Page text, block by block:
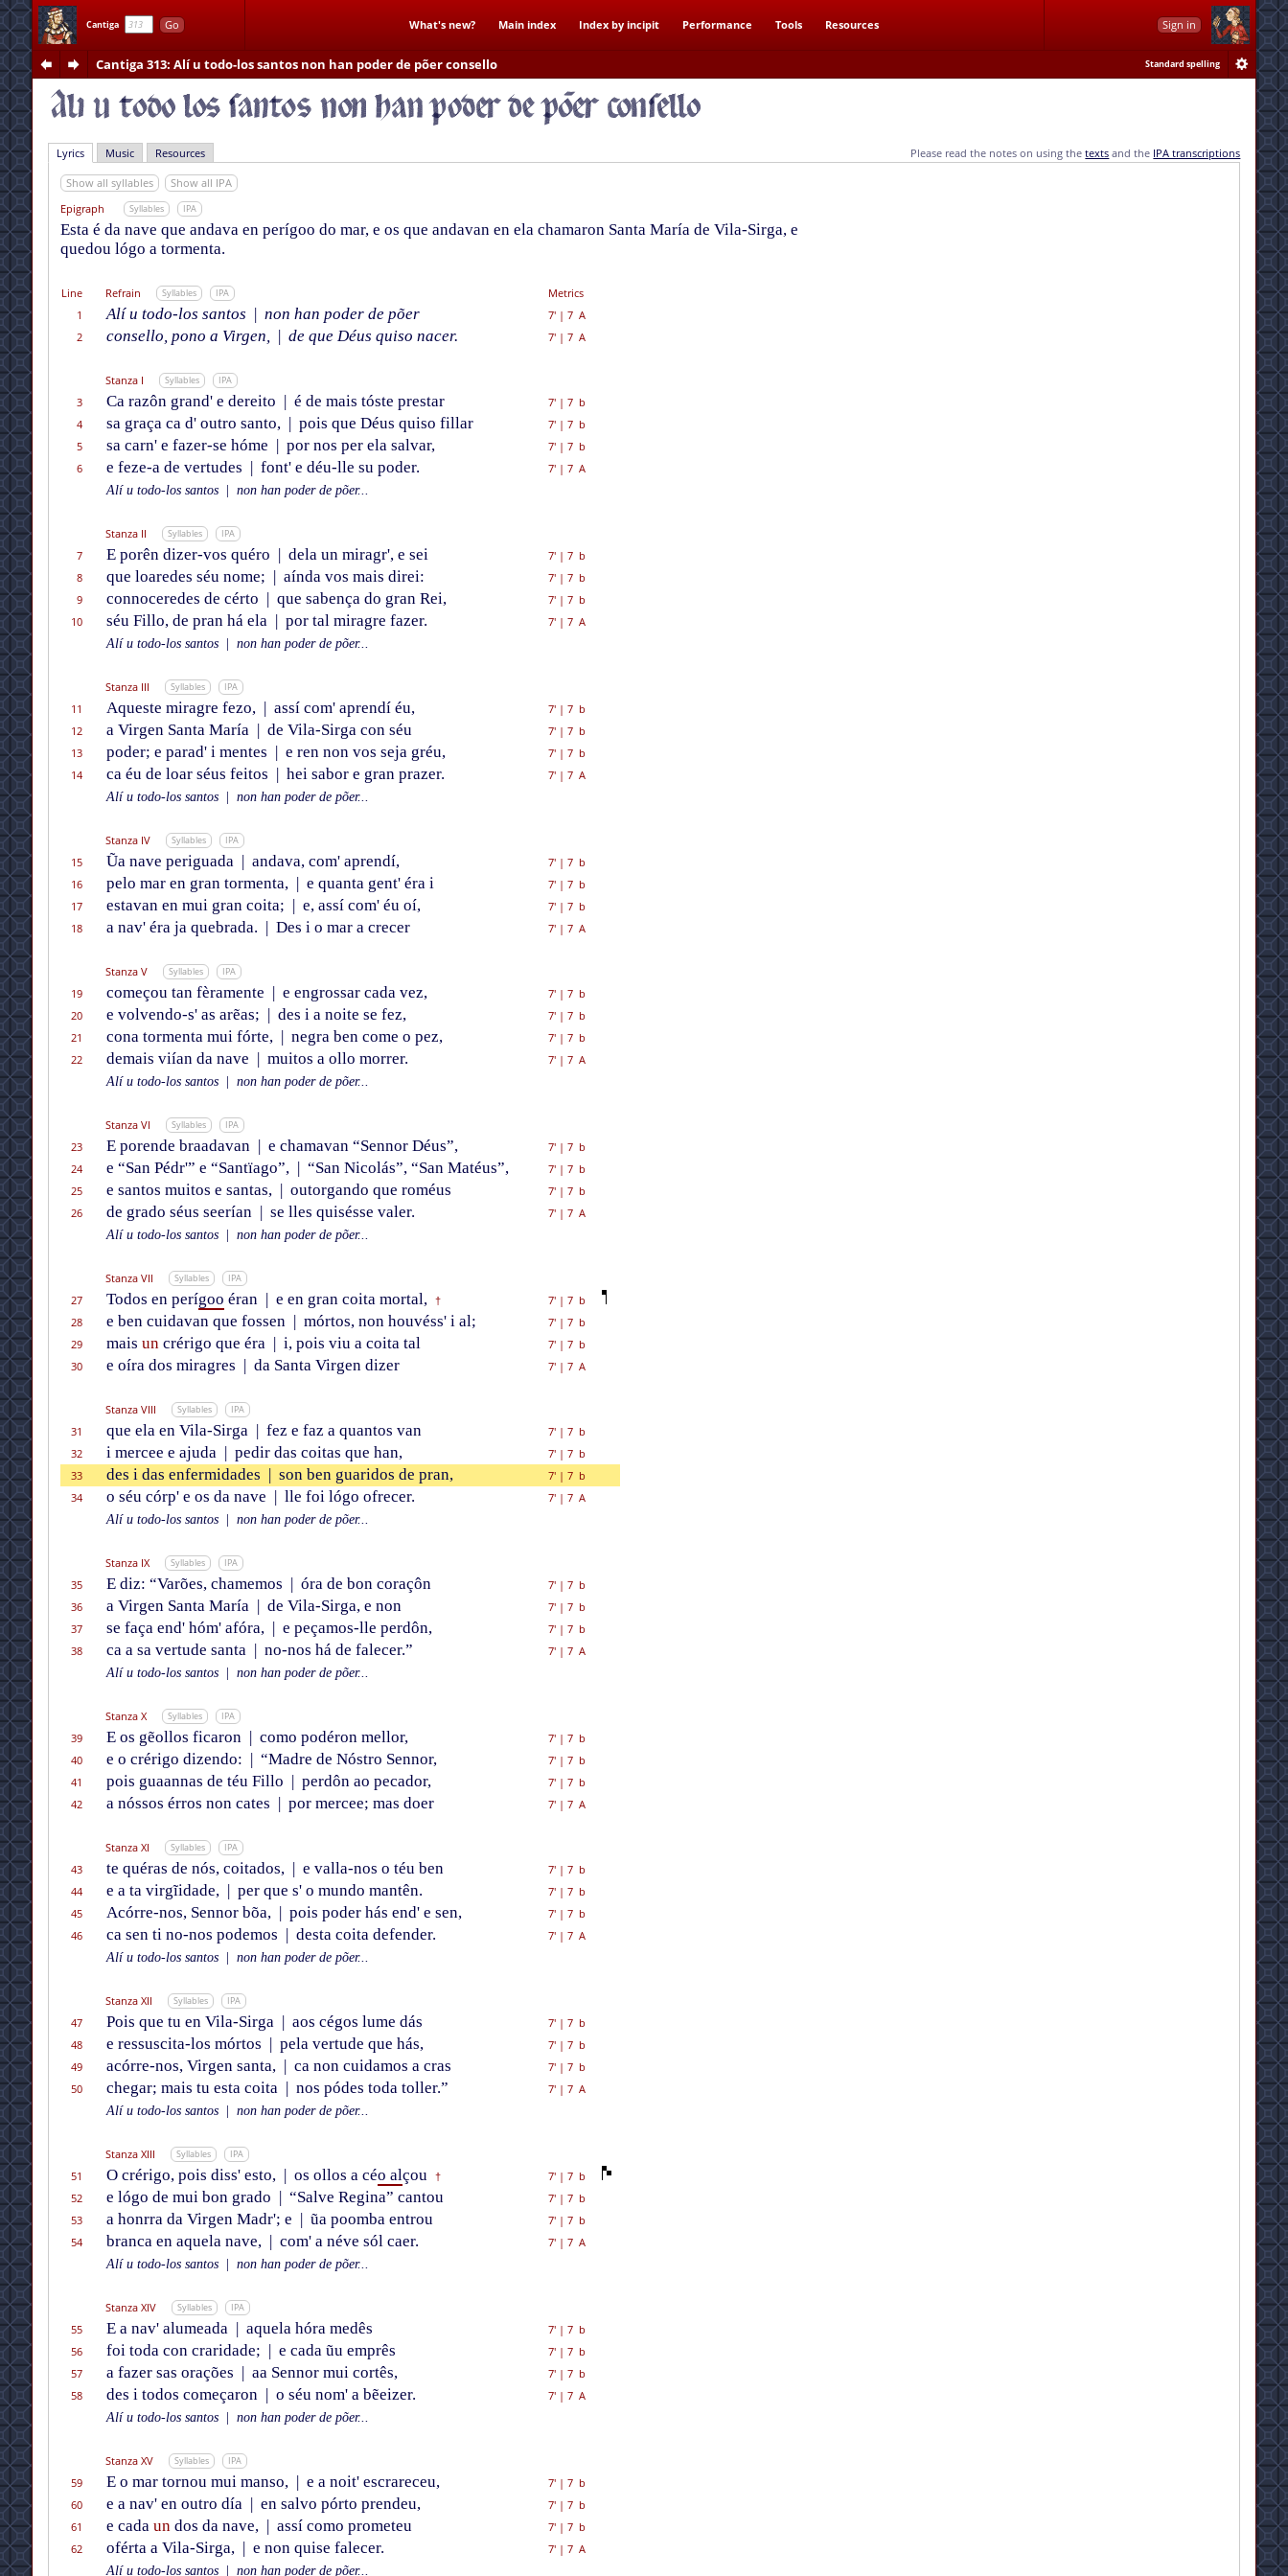
Cantiga Go What's new? Main index Index by incipit Performance Tools Resources Sign in
Cantiga 313: Alí u todo-los santos non han poder de põer consello Standard spelling
Lyrics Music Resources Please read the notes on using thetexts and the IPA transcriptions
Show all syllables
Show all IPA
Epigraph
Syllables IPA
Esta é da nave que andava en perígoo do mar, e os que andavan en ela chamaron Santa María de Vila-Sirga, e
quedou lógo a tormenta.
Line Refrain Syllables IPA
Metrics
1
Alí u todo-los santos | non han poder de põer 7'| 7 A
2
consello, pono a Virgen, | de que Déus quiso nacer. 7'| 7 A
Stanza I Syllables IPA
3 Ca razôn grand' e dereito | é de mais tóste prestar 7'| 7 b
4
sa graça ca d' outro santo, | pois que Déus quiso fillar 7'| 7 b
5
sa carn' e fazer-se hóme | por nos per ela salvar, 7'| 7 b
6
e feze-a de vertudes | font' e déu-lle su poder. 7'| 7 A
Alí u todo-los santos
non han poder de põer...
Stanza II Syllables IPA
7 E porên dizer-vos quéro | dela un miragr', e sei 7'| 7 b
8
que loaredes séu nome; | aínda vos mais direi: 7'| 7 b
9
connoceredes de cérto | que sabença do gran Rei, 7'| 7 b
10
séu Fillo, de pran há ela | por tal miragre fazer. 7'| 7 A
Alí u todo-los santos
non han poder de põer...
Stanza III Syllables IPA
11 Aqueste miragre fezo, | assí com' aprendí éu, 7'| 7 b
12
a Virgen Santa María | de Vila-Sirga con séu 7'| 7 b
13
poder; e parad' i mentes | e ren non vos seja gréu, 7'| 7 b
14
ca éu de loar séus feitos | hei sabor e gran prazer. 7'| 7 A
Alí u todo-los santos
non han poder de põer...
Stanza IV Syllables IPA
15 Ũa nave periguada | andava, com' aprendí, 7'| 7 b
16
pelo mar en gran tormenta, | e quanta gent' éra i 7'| 7 b
17
estavan en mui gran coita; | e, assí com' éu oí, 7'| 7 b
18
a nav' éra ja quebrada. | Des i o mar a crecer 7'| 7 A
Stanza V Syllables IPA
19 começou tan fèramente | e engrossar cada vez, 7'| 7 b
20
e volvendo-s' as arẽas; | des i a noite se fez, 7'| 7 b
21
cona tormenta mui fórte, | negra ben come o pez, 7'| 7 b
22
demais viían da nave | muitos a ollo morrer. 7'| 7 A
Alí u todo-los santos
non han poder de põer...
Stanza VI Syllables IPA
23 E porende braadavan | e chamavan “Sennor Déus”, 7'| 7 b
24
e “San Pédr'” e “Santïago”, | “San Nicolás”, “San Matéus”, 7'| 7 b
25
e santos muitos e santas, | outorgando que roméus 7'| 7 b
26
de grado séus seerían | se lles quisésse valer. 7'| 7 A
Alí u todo-los santos
non han poder de põer...
Stanza VII Syllables IPA
27 Todos en perígoo éran | e en gran coita mortal, † 7'| 7 b
28
e ben cuidavan que fossen | mórtos, non houvéss' i al; 7'| 7 b
29
mais uncrérigo que éra | i, pois viu a coita tal 7'| 7 b
30
e oíra dos miragres | da Santa Virgen dizer 7'| 7 A
Stanza VIII Syllables IPA
31 que ela en Vila-Sirga | fez e faz a quantos van 7'| 7 b
32
i mercee e ajuda | pedir das coitas que han, 7'| 7 b
33
des i das enfermidades | son ben guaridos de pran, 7'| 7 b
34
o séu córp' e os da nave | lle foi lógo ofrecer. 7'| 7 A
Alí u todo-los santos
non han poder de põer...
Stanza IX Syllables IPA
35 E diz: “Varões, chamemos | óra de bon coraçôn 7'| 7 b
36
a Virgen Santa María | de Vila-Sirga, e non 7'| 7 b
37
se faça end' hóm' afóra, | e peçamos-lle perdôn, 7'| 7 b
38
ca a sa vertude santa | no-nos há de falecer.” 7'| 7 A
Alí u todo-los santos
non han poder de põer...
Stanza X Syllables IPA
39 E os gẽollos ficaron | como podéron mellor, 7'| 7 b
40
e o crérigo dizendo: | “Madre de Nóstro Sennor, 7'| 7 b
41
pois guaannas de téu Fillo | perdôn ao pecador, 7'| 7 b
42
a nóssos érros non cates | por mercee; mas doer 7'| 7 A
Stanza XI Syllables IPA
43 te quéras de nós, coitados, | e valla-nos o téu ben 7'| 7 b
44
e a ta virgĩidade, | per que s' o mundo mantên. 7'| 7 b
45
Acórre-nos, Sennor bõa, | pois poder hás end' e sen, 7'| 7 b
46
ca sen ti no-nos podemos | desta coita defender. 7'| 7 A
Alí u todo-los santos
non han poder de põer...
Stanza XII Syllables IPA
47 Pois que tu en Vila-Sirga | aos cégos lume dás 7'| 7 b
48
e ressuscita-los mórtos | pela vertude que hás, 7'| 7 b
49
acórre-nos, Virgen santa, | ca non cuidamos a cras 7'| 7 b
50
chegar; mais tu esta coita | nos pódes toda toller.” 7'| 7 A
Alí u todo-los santos
non han poder de põer...
Stanza XIII Syllables IPA
51 O crérigo, pois diss' esto, | os ollos a céo alçou † 7'| 7 b
52
e lógo de mui bon grado | “Salve Regina” cantou 7'| 7 b
53
a honrra da Virgen Madr'; e | ũa poomba entrou 7'| 7 b
54
branca en aquela nave, | com' a néve sól caer. 7'| 7 A
Alí u todo-los santos
non han poder de põer...
Stanza XIV Syllables IPA
55 E a nav' alumeada | aquela hóra medês 7'| 7 b
56
foi toda con craridade; | e cada ũu emprês 7'| 7 b
57
a fazer sas orações | aa Sennor mui cortês, 7'| 7 b
58
des i todos começaron | o séu nom' a bẽeizer. 7'| 7 A
Alí u todo-los santos
non han poder de põer...
Stanza XV Syllables IPA
59 E o mar tornou mui manso, | e a noit' escrareceu, 7'| 7 b
60
e a nav' en outro día | en salvo pórto prendeu, 7'| 7 b
61
e cada undos da nave, | assí como prometeu 7'| 7 b
62
oférta a Vila-Sirga, | e non quise falecer. 7'| 7 A
Alí u todo-los santos
non han poder de põer...